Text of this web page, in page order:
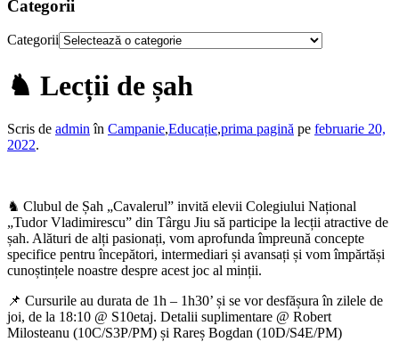
Categorii
Categorii
♞ Lecții de șah
Scris de admin în Campanie,Educație,prima pagină pe februarie 20,
2022.
♞ Clubul de Șah „Cavalerul” invită elevii Colegiului Național
„Tudor Vladimirescu” din Târgu Jiu să participe la lecții atractive de
șah. Alături de alți pasionați, vom aprofunda împreună concepte
specifice pentru începători, intermediari și avansați și vom împărtăși
cunoștințele noastre despre acest joc al minții.
📌 Cursurile au durata de 1h – 1h30’ și se vor desfășura în zilele de
joi, de la 18:10 @ S10etaj. Detalii suplimentare @ Robert
Milosteanu (10C/S3P/PM) și Rareș Bogdan (10D/S4E/PM)